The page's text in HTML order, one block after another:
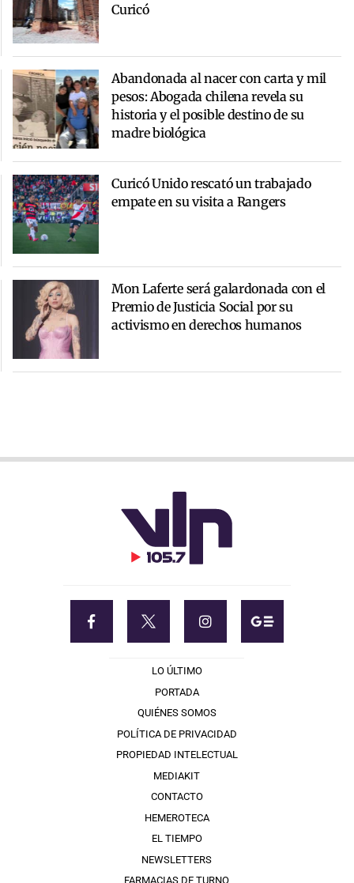
Curicó
Abandonada al nacer con carta y mil
pesos: Abogada chilena revela su
historia y el posible destino de su
madre biológica
Curicó Unido rescató un trabajado
empate en su visita a Rangers
Mon Laferte será galardonada con el
Premio de Justicia Social por su
activismo en derechos humanos
LO ÚLTIMO
PORTADA
QUIÉNES SOMOS
POLÍTICA DE PRIVACIDAD
PROPIEDAD INTELECTUAL
MEDIAKIT
CONTACTO
HEMEROTECA
EL TIEMPO
NEWSLETTERS
FARMACIAS DE TURNO